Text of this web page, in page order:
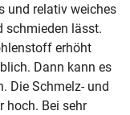
und relativ weiches
schmieden lässt.
erhöht
Dann kann es
Die Schmelz- und
hoch. Bei sehr